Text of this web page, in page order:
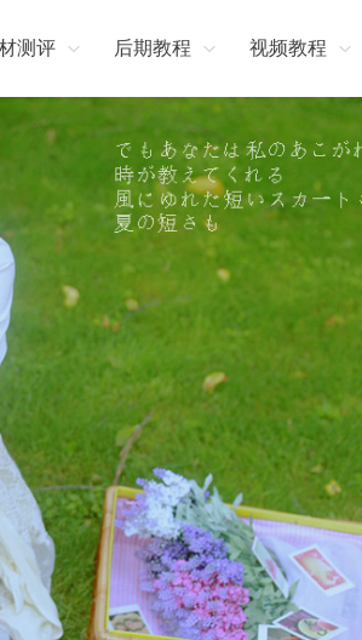
测评 后期教程 视频教程